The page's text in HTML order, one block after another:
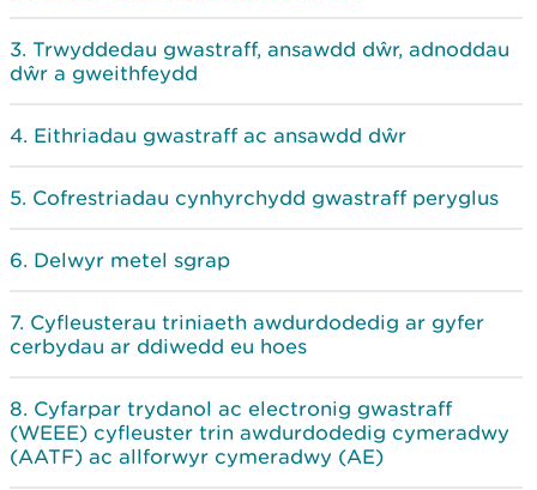
Trwyddedau gwastraff, ansawdd dŵr, adnoddau
dŵr a gweithfeydd
Eithriadau gwastraff ac ansawdd dŵr
Cofrestriadau cynhyrchydd gwastraff peryglus
Delwyr metel sgrap
Cyfleusterau triniaeth awdurdodedig ar gyfer
cerbydau ar ddiwedd eu hoes
Cyfarpar trydanol ac electronig gwastraff
(WEEE) cyfleuster trin awdurdodedig cymeradwy
(AATF) ac allforwyr cymeradwy (AE)